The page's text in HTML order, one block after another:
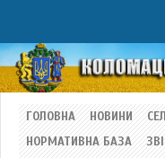
ГОЛОВНА НОВИНИ
НОРМАТИВНА БАЗА